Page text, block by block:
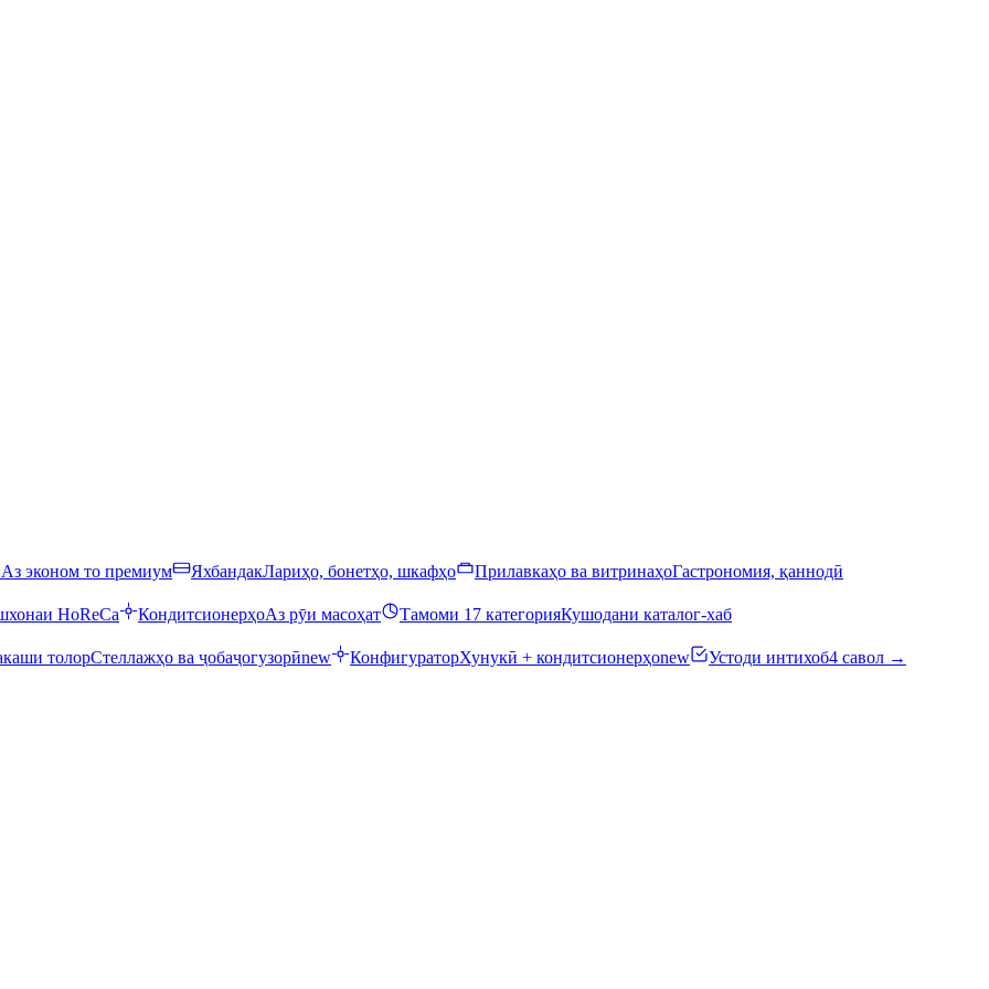
Аз эконом то премиум ЯхбандакЛариҳо, бонетҳо, шкафҳо Прилавкаҳо ва витринаҳоГастрономия, қаннодӣ
HoReCa КондитсионерҳоАз рӯи масоҳат Тамоми 17 категорияКушодани каталог-хаб
толорСтеллажҳо ва ҷобаҷогузорӣnew КонфигураторХунукӣ + кондитсионерҳоnew Устоди интихоб4 савол →